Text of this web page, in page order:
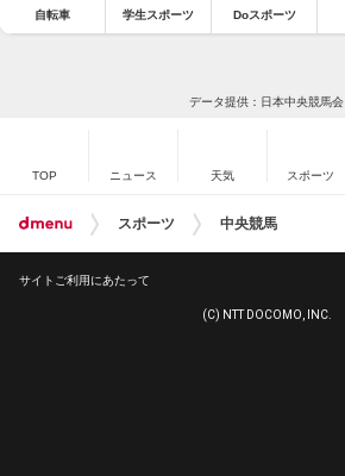
自転車 学生スポーツ Doスポーツ
データ提供：日本中央競馬会
TOP ニュース 天気 スポーツ
スポーツ 中央競馬
サイトご利用にあたって
(C) NTT DOCOMO, INC.